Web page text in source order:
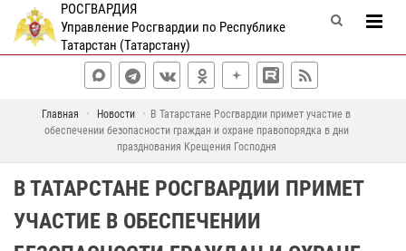
РОСГВАРДИЯ
Управление Росгвардии по Республике
Татарстан (Татарстану)
Главная Новости
В Татарстане Росгвардии примет участие в
обеспечении безопасности граждан и охране правопорядка в дни
празднования Крещения Господня
В ТАТАРСТАНЕ РОСГВАРДИИ ПРИМЕТ
УЧАСТИЕ В ОБЕСПЕЧЕНИИ